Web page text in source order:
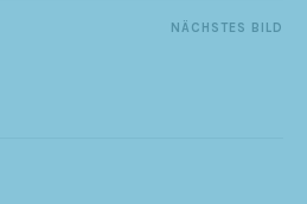
NÄCHSTES BILD